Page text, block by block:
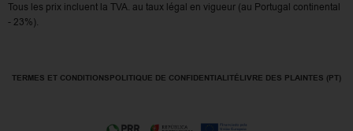
Tous les prix incluent la TVA. au taux légal en vigueur (au Portugal continental
- 23%).
TERMES ET CONDITIONSPOLITIQUE DE CONFIDENTIALITÉLIVRE DES PLAINTES (PT)